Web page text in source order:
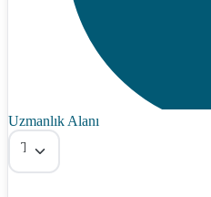
Uzmanlık Alanı
Tümü